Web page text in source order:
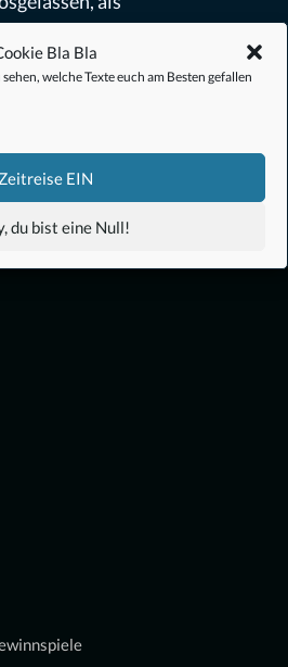
Bla Bla
welche Texte euch am Besten gefallen
Zeitreise EIN
du bist eine Null!